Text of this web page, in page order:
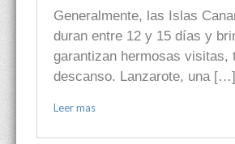
Generalmente, las Islas
duran entre 12 y 15 días y
garantizan hermosas visitas,
descanso. Lanzarote, una […]
Leer mas